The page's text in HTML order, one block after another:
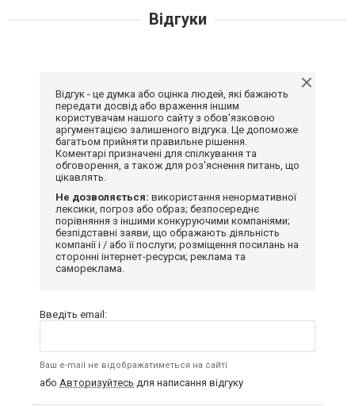
Відгуки
Відгук - це думка або оцінка людей, які бажають
передати досвід або враження іншим
користувачам нашого сайту з обов'язковою
аргументацією залишеного відгука. Це допоможе
багатьом прийняти правильне рішення.
Коментарі призначені для спілкування та
обговорення, а також для роз'яснення питань, що
цікавлять.
Не дозволяється: використання ненормативної
лексики, погроз або образ; безпосереднє
порівняння з іншими конкуруючими компаніями;
безпідставні заяви, що ображають діяльність
компанії і / або її послуги; розміщення посилань на
сторонні інтернет-ресурси; реклама та
самореклама.
Введіть email:
Ваш e-mail не відображатиметься на сайті
або Авторизуйтесь для написання відгуку